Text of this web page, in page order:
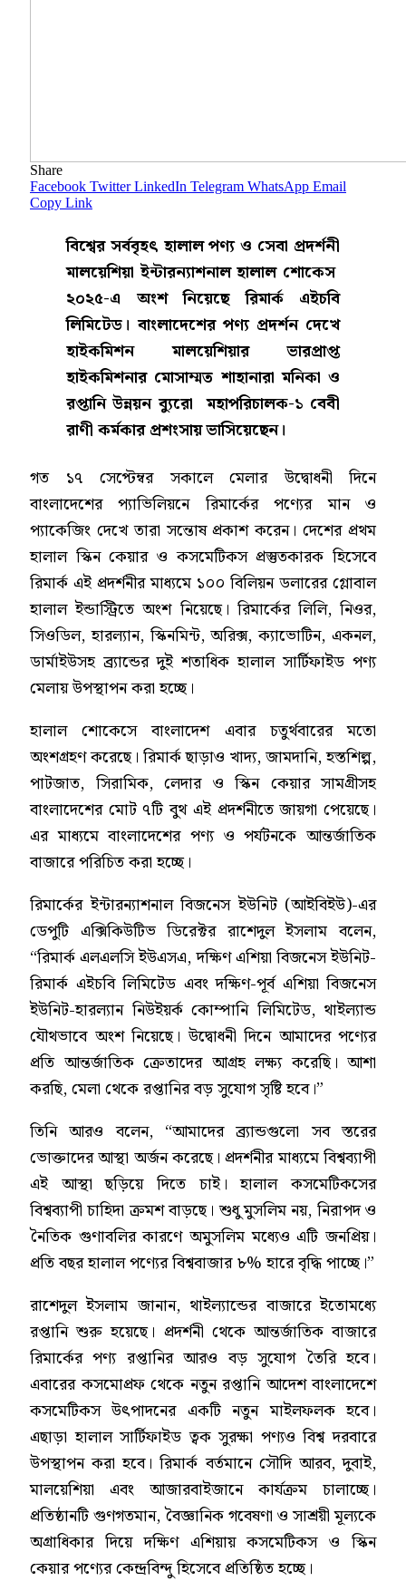
Share
Facebook Twitter LinkedIn Telegram WhatsApp Email
Copy Link
বিশ্বের সর্ববৃহৎ হালাল পণ্য ও সেবা প্রদর্শনী
মালয়েশিয়া ইন্টারন্যাশনাল হালাল শোকেস
২০২৫-এ অংশ নিয়েছে রিমার্ক এইচবি
লিমিটেড। বাংলাদেশের পণ্য প্রদর্শন দেখে
হাইকমিশন মালয়েশিয়ার ভারপ্রাপ্ত
হাইকমিশনার মোসাম্মত শাহানারা মনিকা ও
রপ্তানি উন্নয়ন ব্যুরো মহাপরিচালক-১ বেবী
রাণী কর্মকার প্রশংসায় ভাসিয়েছেন।
গত ১৭ সেপ্টেম্বর সকালে মেলার উদ্বোধনী দিনে
বাংলাদেশের প্যাভিলিয়নে রিমার্কের পণ্যের মান ও
প্যাকেজিং দেখে তারা সন্তোষ প্রকাশ করেন। দেশের প্রথম
হালাল স্কিন কেয়ার ও কসমেটিকস প্রস্তুতকারক হিসেবে
রিমার্ক এই প্রদর্শনীর মাধ্যমে ১০০ বিলিয়ন ডলারের গ্লোবাল
হালাল ইন্ডাস্ট্রিতে অংশ নিয়েছে। রিমার্কের লিলি, নিওর,
সিওডিল, হারল্যান, স্কিনমিন্ট, অরিক্স, ক্যাভোটিন, একনল,
ডার্মাইউসহ ব্র্যান্ডের দুই শতাধিক হালাল সার্টিফাইড পণ্য
মেলায় উপস্থাপন করা হচ্ছে।
হালাল শোকেসে বাংলাদেশ এবার চতুর্থবারের মতো
অংশগ্রহণ করেছে। রিমার্ক ছাড়াও খাদ্য, জামদানি, হস্তশিল্প,
পাটজাত, সিরামিক, লেদার ও স্কিন কেয়ার সামগ্রীসহ
বাংলাদেশের মোট ৭টি বুথ এই প্রদর্শনীতে জায়গা পেয়েছে।
এর মাধ্যমে বাংলাদেশের পণ্য ও পর্যটনকে আন্তর্জাতিক
বাজারে পরিচিত করা হচ্ছে।
রিমার্কের ইন্টারন্যাশনাল বিজনেস ইউনিট (আইবিইউ)-এর
ডেপুটি এক্সিকিউটিভ ডিরেক্টর রাশেদুল ইসলাম বলেন,
“রিমার্ক এলএলসি ইউএসএ, দক্ষিণ এশিয়া বিজনেস ইউনিট-
রিমার্ক এইচবি লিমিটেড এবং দক্ষিণ-পূর্ব এশিয়া বিজনেস
ইউনিট-হারল্যান নিউইয়র্ক কোম্পানি লিমিটেড, থাইল্যান্ড
যৌথভাবে অংশ নিয়েছে। উদ্বোধনী দিনে আমাদের পণ্যের
প্রতি আন্তর্জাতিক ক্রেতাদের আগ্রহ লক্ষ্য করেছি। আশা
করছি, মেলা থেকে রপ্তানির বড় সুযোগ সৃষ্টি হবে।”
তিনি আরও বলেন, “আমাদের ব্র্যান্ডগুলো সব স্তরের
ভোক্তাদের আস্থা অর্জন করেছে। প্রদর্শনীর মাধ্যমে বিশ্বব্যাপী
এই আস্থা ছড়িয়ে দিতে চাই। হালাল কসমেটিকসের
বিশ্বব্যাপী চাহিদা ক্রমশ বাড়ছে। শুধু মুসলিম নয়, নিরাপদ ও
নৈতিক গুণাবলির কারণে অমুসলিম মধ্যেও এটি জনপ্রিয়।
প্রতি বছর হালাল পণ্যের বিশ্ববাজার ৮% হারে বৃদ্ধি পাচ্ছে।”
রাশেদুল ইসলাম জানান, থাইল্যান্ডের বাজারে ইতোমধ্যে
রপ্তানি শুরু হয়েছে। প্রদর্শনী থেকে আন্তর্জাতিক বাজারে
রিমার্কের পণ্য রপ্তানির আরও বড় সুযোগ তৈরি হবে।
এবারের কসমোপ্রফ থেকে নতুন রপ্তানি আদেশ বাংলাদেশে
কসমেটিকস উৎপাদনের একটি নতুন মাইলফলক হবে।
এছাড়া হালাল সার্টিফাইড ত্বক সুরক্ষা পণ্যও বিশ্ব দরবারে
উপস্থাপন করা হবে। রিমার্ক বর্তমানে সৌদি আরব, দুবাই,
মালয়েশিয়া এবং আজারবাইজানে কার্যক্রম চালাচ্ছে।
প্রতিষ্ঠানটি গুণগতমান, বৈজ্ঞানিক গবেষণা ও সাশ্রয়ী মূল্যকে
অগ্রাধিকার দিয়ে দক্ষিণ এশিয়ায় কসমেটিকস ও স্কিন
কেয়ার পণ্যের কেন্দ্রবিন্দু হিসেবে প্রতিষ্ঠিত হচ্ছে।